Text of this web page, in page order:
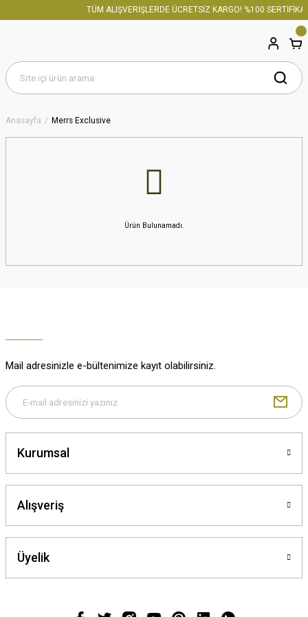
TÜM ALIŞVERİŞLERDE ÜCRETSİZ KARGO! %100
Anasayfa Merrs Exclusive
Ürün Bulunamadı.
Mail adresinizle e-bültenimize kayıt olabilirsiniz.
Kurumsal
Alışveriş
Üyelik